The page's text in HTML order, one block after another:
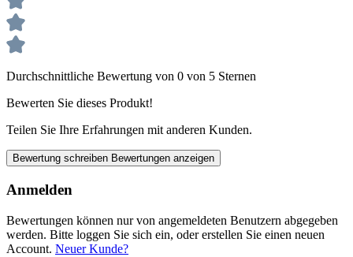
Durchschnittliche Bewertung von 0 von 5 Sternen
Bewerten Sie dieses Produkt!
Teilen Sie Ihre Erfahrungen mit anderen Kunden.
Bewertung schreiben Bewertungen anzeigen
Anmelden
Bewertungen können nur von angemeldeten Benutzern abgegeben
werden. Bitte loggen Sie sich ein, oder erstellen Sie einen neuen
Account. Neuer Kunde?